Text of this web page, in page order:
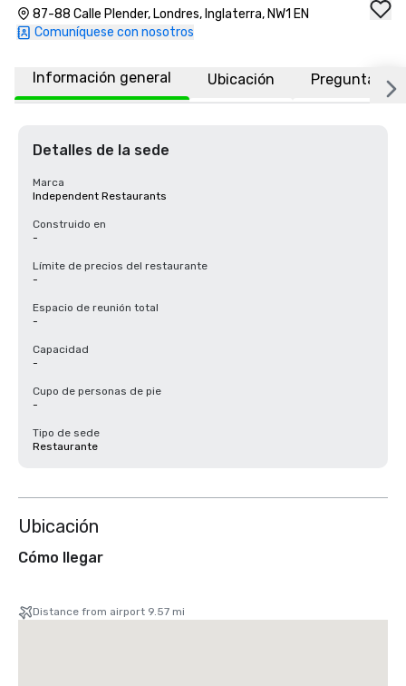
87-88 Calle Plender, Londres, Inglaterra, NW1 EN
Comuníquese con nosotros
Información general Ubicación Preguntas
Detalles de la sede
Marca
Independent Restaurants
Construido en
-
Límite de precios del restaurante
-
Espacio de reunión total
-
Capacidad
-
Cupo de personas de pie
-
Tipo de sede
Restaurante
Ubicación
Cómo llegar
Distance from airport 9.57 mi